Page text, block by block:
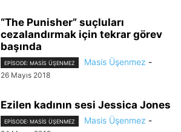
“The Punisher” suçluları
cezalandırmak için tekrar görev
başında
EPISODE: MASIS ÜŞENMEZ Masis Üşenmez -
26 Mayıs 2018
Ezilen kadının sesi Jessica Jones
EPISODE: MASIS ÜŞENMEZ Masis Üşenmez -